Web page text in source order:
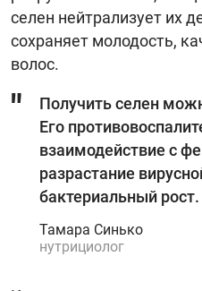
селен нейтрализует их
сохраняет молодость,
волос.
Получить селен
Его
взаимодействие с
разрастание
бактериальный рост.
Тамара Синько
нутрициолог